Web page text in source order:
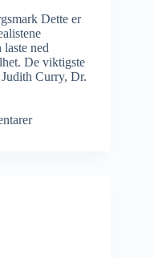
Dette er
ned
De viktigste
Curry, Dr.